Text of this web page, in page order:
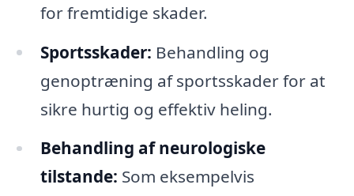
for fremtidige skader.
Sportsskader: Behandling og
genoptræning af sportsskader for at
sikre hurtig og effektiv heling.
Behandling af neurologiske
tilstande: Som eksempelvis